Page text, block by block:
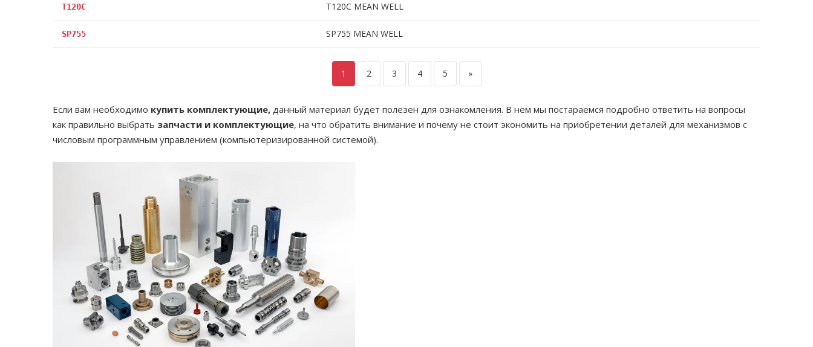
T120C T120C MEAN WELL
SP755 SP755 MEAN WELL
1 2 3 4 5 »
Если вам необходимо купить комплектующие, данный материал будет полезен для ознакомления. В нем мы постараемся подробно ответить на вопросы
как правильно выбрать запчасти и комплектующие, на что обратить внимание и почему не стоит экономить на приобретении деталей для механизмов с
числовым программным управлением (компьютеризированной системой).